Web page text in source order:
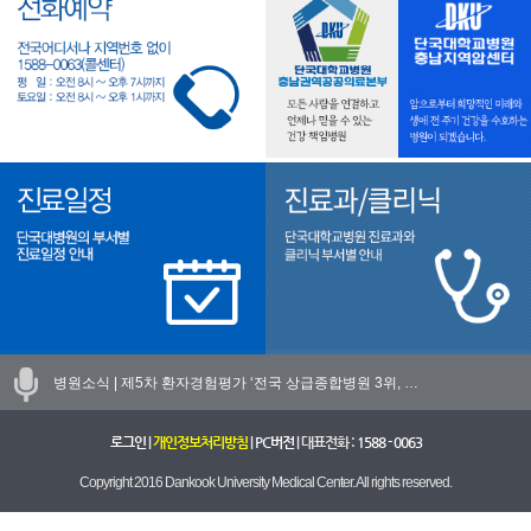
병원소식 | 제5차 환자경험평가 ‘전국 상급종합병원 3위, …
로그인| 개인정보처리방침| PC버전| 대표전화 : 1588 - 0063
Copyright 2016 Dankook University Medical Center. All rights reserved.